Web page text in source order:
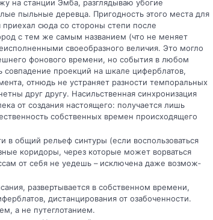
на станции Эмба, разглядываю убогие
пыльные деревца. Пригодность этого места для
сюда со стороны степи после
с тем же самым названием (что не меняет
своеобразного величия. Это могло
фонового времени, но события в любом
про­екций на шкале циферблатов,
отнюдь не устраняет разности темпоральных
друг другу. Насильственная синхронизация
от создания настоя­щего: получается лишь
собственных времен происходящего
в общий рельеф синтуры (если воспользоваться
коридоры, че­рез которые может ворваться
от себя не уедешь – исключена даже возмож­
развертывается в собственном времени,
дистанцирования от озабоченности.
а не путеглотанием.